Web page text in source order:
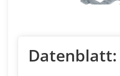
Datenblatt: